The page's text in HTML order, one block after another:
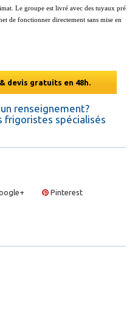
Le groupe est livré avec des tuyaux pré
de fonctionner directement sans mise en
devis gratuits en 48h.
renseignement?
frigoristes spécialisés
Pinterest